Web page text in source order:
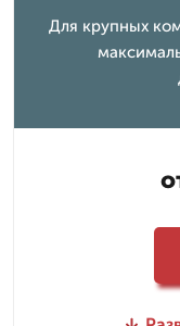
Для крупных